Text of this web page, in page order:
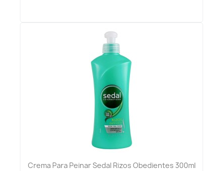
Crema Para Peinar Sedal Rizos Obedientes 300ml